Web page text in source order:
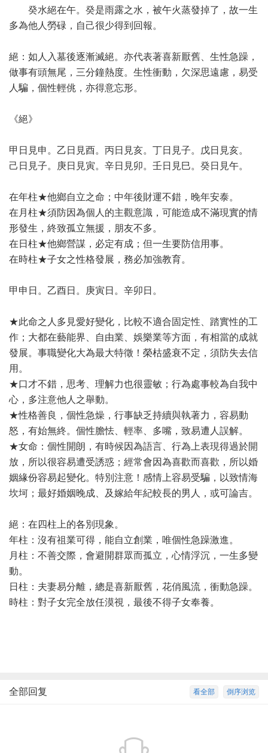
癸水絕在午。癸是雨露之水，被午火蒸發掉了，故一生
多為他人勞碌，自己很少得到回報。
絕：如人入墓後逐漸滅絕。亦代表著喜新厭舊、生性急躁，
做事有頭無尾，三分鐘熱度。生性衝動，欠深思遠慮，易受
人騙，個性輕佻，亦得意忘形。
《絕》
甲日見申。乙日見酉。丙日見亥。丁日見子。戊日見亥。
己日見子。庚日見寅。辛日見卯。壬日見巳。癸日見午。
在年柱★他鄉自立之命；中年後財運不錯，晚年安泰。
在月柱★須防因為個人的主觀意識，可能造成不滿現實的情
形發生，終致孤立無援，朋友不多。
在日柱★他鄉營謀，必定有成；但一生要防信用事。
在時柱★子女之性格發展，務必加強教育。
甲申日。乙酉日。庚寅日。辛卯日。
★此命之人多見愛好變化，比較不適合固定性、踏實性的工
作；大都在藝能界、自由業、娛樂業等方面，有相當的成就
發展。事職變化大為最大特徵！榮枯盛衰不定，須防失去信
用。
★口才不錯，思考、理解力也很靈敏；行為處事較為自我中
心，多注意他人之舉動。
★性格善良，個性急燥，行事缺乏持續與執著力，容易動
怒，有始無終。個性膽怯、輕率、多嘴，致易遭人誤解。
★女命：個性開朗，有時候因為語言、行為上表現得過於開
放，所以很容易遭受誘惑；經常會因為喜歡而喜歡，所以婚
姻緣份容易起變化。特別注意！感情上容易受騙，以致情海
坎坷；最好婚姻晚成、及嫁給年紀較長的男人，或可論吉。
絕：在四柱上的各別現象。
年柱：沒有祖業可得，能自立創業，唯個性急躁激進。
月柱：不善交際，會避開群眾而孤立，心情浮沉，一生多變
動。
日柱：夫妻易分離，總是喜新厭舊，花俏風流，衝動急躁。
時柱：對子女完全放任漠視，最後不得子女奉養。
倒序浏览
看全部
全部回复